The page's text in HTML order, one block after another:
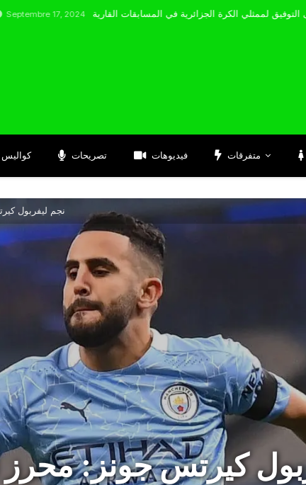
17, 2024
كواليس تصريحات فيديوهات متفرقات
نجم ليفربول
كيرتس جونز: